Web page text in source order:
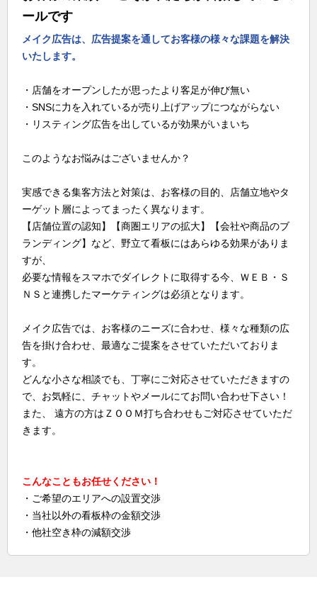
ールです
メイク広告は、広告提案を通してお客様の様々な課題を解決
いたします。
・店舗をオープンしたが思ったより客足が伸び無い
・SNSに力を入れているが売り上げアップにつながらない
・リスティング広告を出しているが効果がいまいち
このようなお悩みはございませんか？
実感できる集客方法と対策は、お客様の目的、店舗立地やタ
ーゲット層によってまったく異なります。
【店舗位置の認知】【商圏エリアの拡大】【会社や商品のブ
ランディング】など、野立て看板にはあらゆる効果がありま
すが、
必要な情報をスマホでダイレクトに取得する今、ＷＥＢ・Ｓ
ＮＳと連携したマーケティングは必須となります。
メイク広告では、お客様のニーズに合わせ、様々な種類の広
告を掛け合わせ、最適なご提案をさせていただいておりま
す。
どんな小さな相談でも、丁寧にご対応させていただきますの
で、お気軽に、チャットやメールにてお問い合わせ下さい！
また、 遠方の方はＺＯＯＭ打ち合わせもご対応させていただ
きます。
こんなこともお任せください！
・ご希望のエリアへの設置交渉
・当社以外の看板枠の金額交渉
・他社空き枠の減額交渉